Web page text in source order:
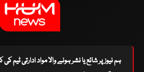
ہم نیوز پر شائع یا نشر ہونے والا مواد ادارتی ٹیم